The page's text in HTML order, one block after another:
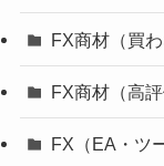
FX商材（買わ
FX商材（高評
FX（EA・ツ